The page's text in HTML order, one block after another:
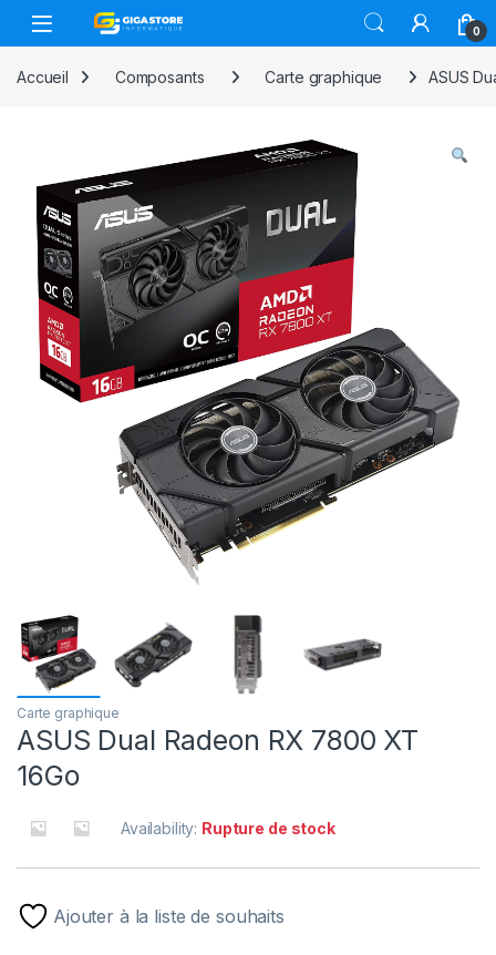
Skip to navigation
Skip to content
0
Accueil Composants Carte graphique ASUS
Carte graphique
ASUS Dual Radeon RX 7800 XT
16Go
Availability: Rupture de stock
Ajouter à la liste de souhaits